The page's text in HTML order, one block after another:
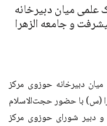
میان دبیرخانه
و جامعه الزهرا
دبیرخانه حوزوی مرکز
(س) با حضور حجت‌الاسلام
دبیر شورای حوزوی مرکز